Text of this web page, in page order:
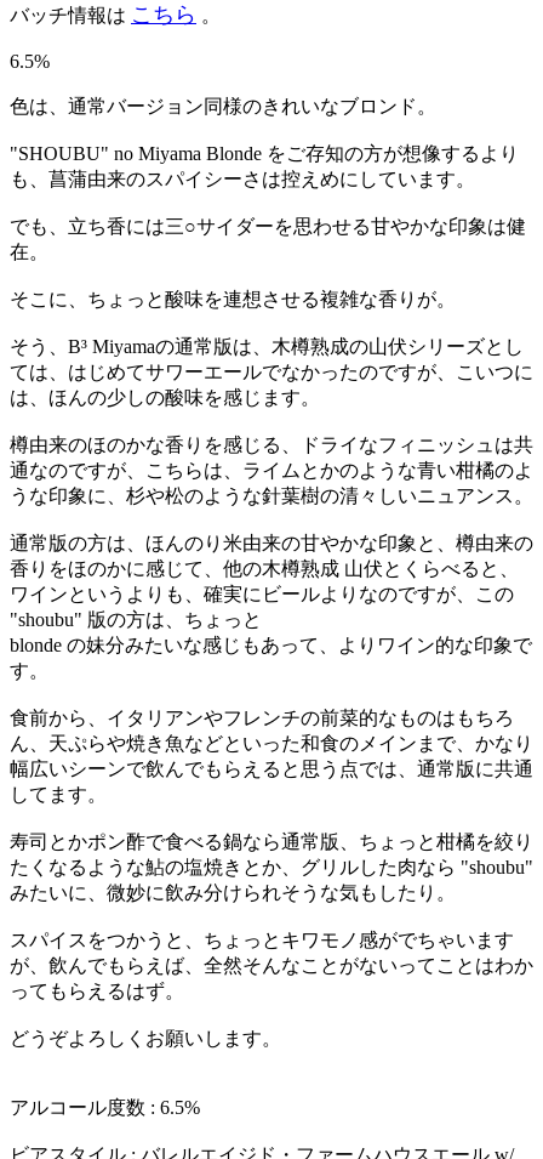
バッチ情報は こちら 。
6.5%
色は、通常バージョン同様のきれいなブロンド。
"SHOUBU" no Miyama Blonde をご存知の方が想像するより
も、菖蒲由来のスパイシーさは控えめにしています。
でも、立ち香には三○サイダーを思わせる甘やかな印象は健
在。
そこに、ちょっと酸味を連想させる複雑な香りが。
そう、B³ Miyamaの通常版は、木樽熟成の山伏シリーズとし
ては、はじめてサワーエールでなかったのですが、こいつに
は、ほんの少しの酸味を感じます。
樽由来のほのかな香りを感じる、ドライなフィニッシュは共
通なのですが、こちらは、ライムとかのような青い柑橘のよ
うな印象に、杉や松のような針葉樹の清々しいニュアンス。
通常版の方は、ほんのり米由来の甘やかな印象と、樽由来の
香りをほのかに感じて、他の木樽熟成 山伏とくらべると、
ワインというよりも、確実にビールよりなのですが、この
"shoubu" 版の方は、ちょっと
blonde の妹分みたいな感じもあって、よりワイン的な印象で
す。
食前から、イタリアンやフレンチの前菜的なものはもちろ
ん、天ぷらや焼き魚などといった和食のメインまで、かなり
幅広いシーンで飲んでもらえると思う点では、通常版に共通
してます。
寿司とかポン酢で食べる鍋なら通常版、ちょっと柑橘を絞り
たくなるような鮎の塩焼きとか、グリルした肉なら "shoubu"
みたいに、微妙に飲み分けられそうな気もしたり。
スパイスをつかうと、ちょっとキワモノ感がでちゃいます
が、飲んでもらえば、全然そんなことがないってことはわか
ってもらえるはず。
どうぞよろしくお願いします。
アルコール度数 : 6.5%
ビアスタイル : バレルエイジド・ファームハウスエール w/